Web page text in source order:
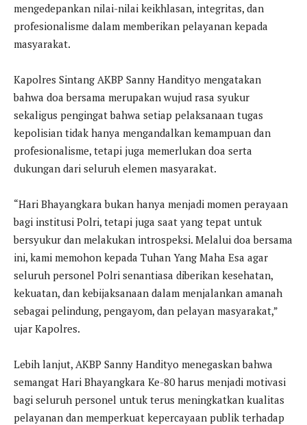
mengedepankan nilai-nilai keikhlasan, integritas, dan
profesionalisme dalam memberikan pelayanan kepada
masyarakat.
Kapolres Sintang AKBP Sanny Handityo mengatakan
bahwa doa bersama merupakan wujud rasa syukur
sekaligus pengingat bahwa setiap pelaksanaan tugas
kepolisian tidak hanya mengandalkan kemampuan dan
profesionalisme, tetapi juga memerlukan doa serta
dukungan dari seluruh elemen masyarakat.
“Hari Bhayangkara bukan hanya menjadi momen perayaan
bagi institusi Polri, tetapi juga saat yang tepat untuk
bersyukur dan melakukan introspeksi. Melalui doa bersama
ini, kami memohon kepada Tuhan Yang Maha Esa agar
seluruh personel Polri senantiasa diberikan kesehatan,
kekuatan, dan kebijaksanaan dalam menjalankan amanah
sebagai pelindung, pengayom, dan pelayan masyarakat,”
ujar Kapolres.
Lebih lanjut, AKBP Sanny Handityo menegaskan bahwa
semangat Hari Bhayangkara Ke-80 harus menjadi motivasi
bagi seluruh personel untuk terus meningkatkan kualitas
pelayanan dan memperkuat kepercayaan publik terhadap